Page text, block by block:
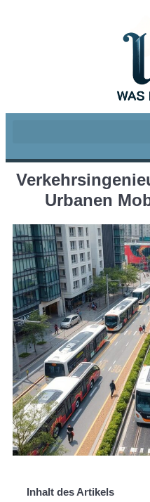
Urbanen
Inhalt des Artikels